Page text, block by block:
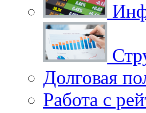
Долговая
Работа с